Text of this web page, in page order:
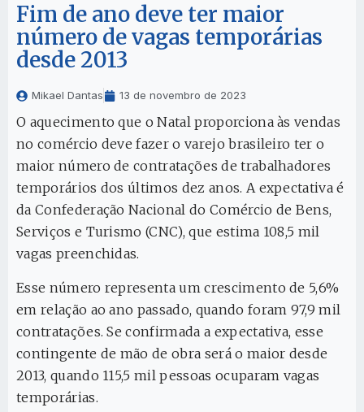
Fim de ano deve ter maior
número de vagas temporárias
desde 2013
Mikael Dantas 13 de novembro de 2023
O aquecimento que o Natal proporciona às vendas
no comércio deve fazer o varejo brasileiro ter o
maior número de contratações de trabalhadores
temporários dos últimos dez anos. A expectativa é
da Confederação Nacional do Comércio de Bens,
Serviços e Turismo (CNC), que estima 108,5 mil
vagas preenchidas.
Esse número representa um crescimento de 5,6%
em relação ao ano passado, quando foram 97,9 mil
contratações. Se confirmada a expectativa, esse
contingente de mão de obra será o maior desde
2013, quando 115,5 mil pessoas ocuparam vagas
temporárias.